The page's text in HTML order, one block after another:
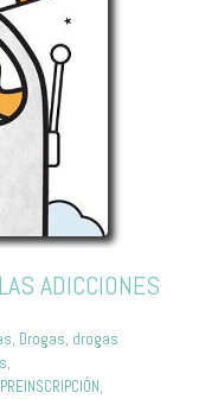
ADICCIONES
, Drogas, drogas
,
PREINSCRIPCIÓN,